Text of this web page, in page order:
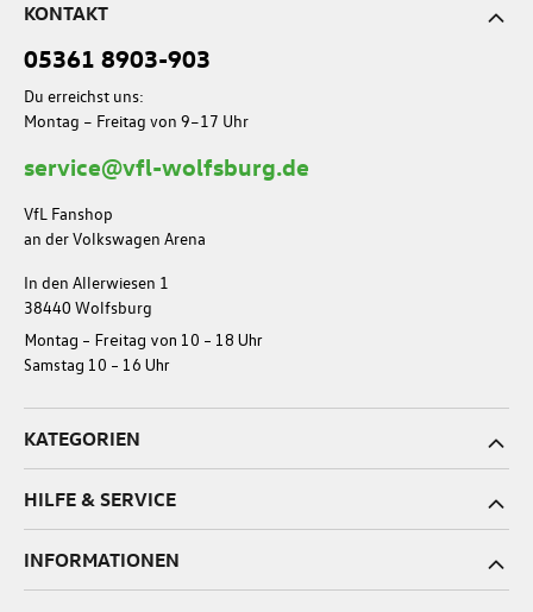
KONTAKT
05361 8903-903
Du erreichst uns:
Montag – Freitag von 9–17 Uhr
service@vfl-wolfsburg.de
VfL Fanshop
an der Volkswagen Arena
In den Allerwiesen 1
38440 Wolfsburg
Montag – Freitag von 10 – 18 Uhr
Samstag 10 – 16 Uhr
KATEGORIEN
HILFE & SERVICE
INFORMATIONEN